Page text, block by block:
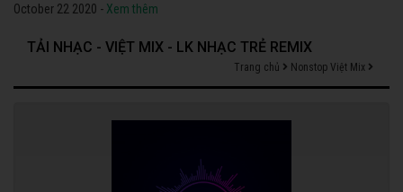
October 22 2020 - Xem thêm
TẢI NHẠC - VIỆT MIX - LK NHẠC TRẺ REMIX
Trang chủ Nonstop Việt Mix